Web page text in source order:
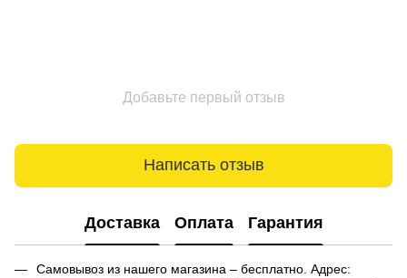
Добавьте первый отзыв
Написать отзыв
Доставка Оплата Гарантия
Самовывоз из нашего магазина – бесплатно. Адрес: